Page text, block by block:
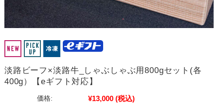
淡路ビーフ×淡路牛_しゃぶしゃぶ用800gセット(各
400g）【eギフト対応】
価格: ¥13,000 (税込)